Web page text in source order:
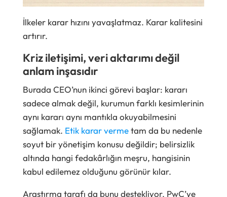
İlkeler karar hızını yavaşlatmaz. Karar kalitesini
artırır.
Kriz iletişimi, veri aktarımı değil
anlam inşasıdır
Burada CEO’nun ikinci görevi başlar: kararı
sadece almak değil, kurumun farklı kesimlerinin
aynı kararı aynı mantıkla okuyabilmesini
sağlamak. Etik karar vermetam da bu nedenle
soyut bir yönetişim konusu değildir; belirsizlik
altında hangi fedakârlığın meşru, hangisinin
kabul edilemez olduğunu görünür kılar.
Araştırma tarafı da bunu destekliyor. PwC’ye